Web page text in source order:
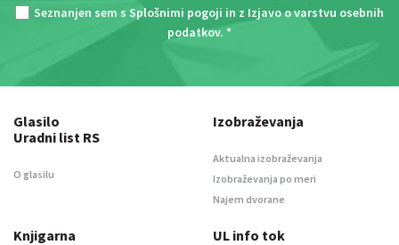
Seznanjen sem s Splošnimi pogoji in z Izjavo o varstvu osebnih
podatkov. *
Glasilo
Uradni list RS
O glasilu
Izobraževanja
Aktualna izobraževanja
Izobraževanja po meri
Najem dvorane
Knjigarna UL info tok